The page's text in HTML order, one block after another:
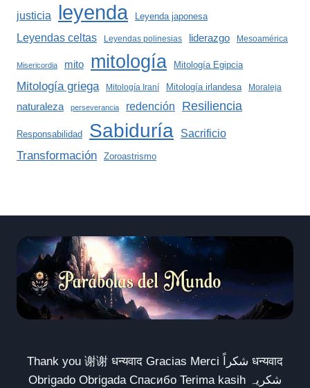
justicia leyenda Leyenda japonesa
Leyendas celtas Leyendas polinesias liderazgo Mesoamérica
Misericordia mito mitología Mitología Egipcia
Mitología griega Mitología Iraní Mitología irlandesa Moraleja
naturaleza perseverancia redención Resiliencia
Responsabilidad Sabiduría Sacrificio
Transformación Zoroastrismo
Thank you 谢谢 धन्यवाद Gracias Merci شكراً धन्यवाद
Obrigado Obrigada Спасибо Terima kasih شکریہ